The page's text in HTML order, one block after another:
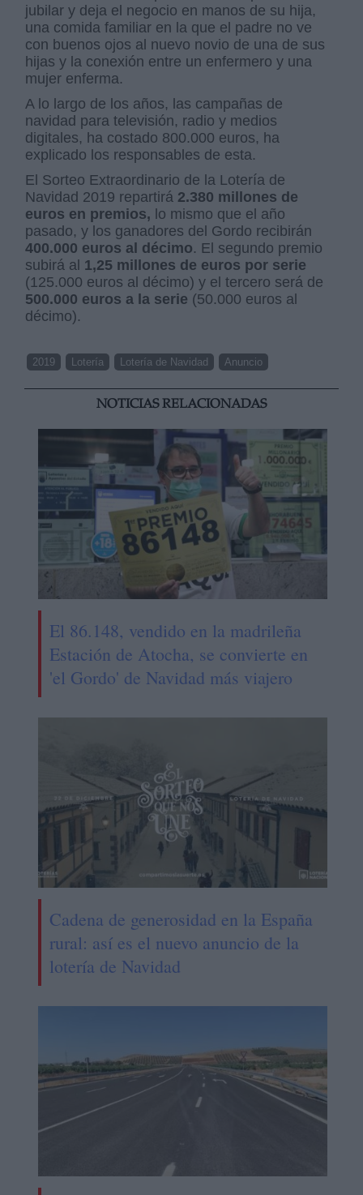
jubilar y deja el negocio en manos de su hija,
una comida familiar en la que el padre no ve
con buenos ojos al nuevo novio de una de sus
hijas y la conexión entre un enfermero y una
mujer enferma.
A lo largo de los años, las campañas de
navidad para televisión, radio y medios
digitales, ha costado 800.000 euros, ha
explicado los responsables de esta.
El Sorteo Extraordinario de la Lotería de
Navidad 2019 repartirá 2.380 millones de
euros en premios, lo mismo que el año
pasado, y los ganadores del Gordo recibirán
400.000 euros al décimo. El segundo premio
subirá al 1,25 millones de euros por serie
(125.000 euros al décimo) y el tercero será de
500.000 euros a la serie (50.000 euros al
décimo).
2019 Lotería Lotería de Navidad Anuncio
NOTICIAS RELACIONADAS
El 86.148, vendido en la madrileña
Estación de Atocha, se convierte en
'el Gordo' de Navidad más viajero
Cadena de generosidad en la España
rural: así es el nuevo anuncio de la
lotería de Navidad